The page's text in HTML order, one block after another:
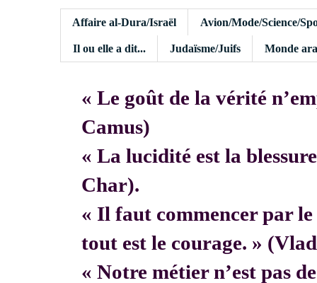
Affaire al-Dura/Israël Avion/Mode/Science/
Il ou elle a dit... Judaïsme/Juifs Monde
« Le goût de la vérité
Camus)
« La lucidité est la
Char).
« Il faut commencer par le
tout est le courage. »
« Notre métier n’est pas